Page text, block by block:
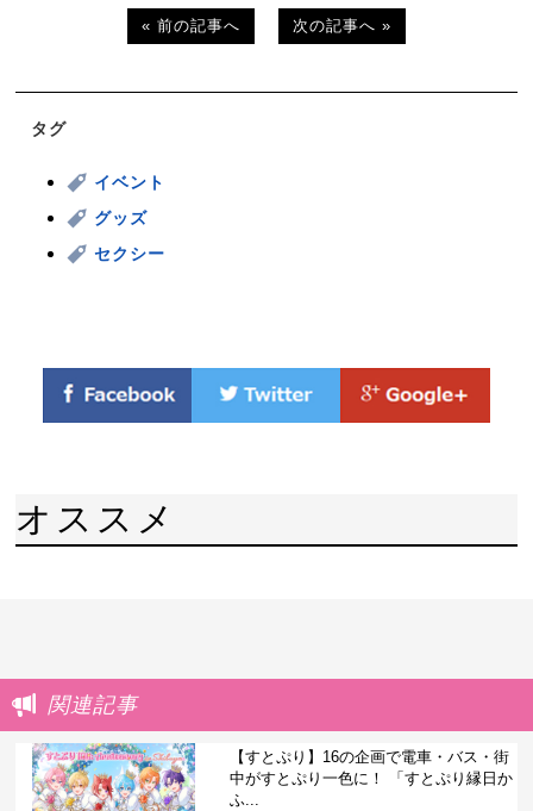
« 前の記事へ 次の記事へ »
タグ
イベント
グッズ
セクシー
オススメ
関連記事
【すとぷり】16の企画で電車・バス・街
中がすとぷり一色に！ 「すとぷり縁日か
ふ...